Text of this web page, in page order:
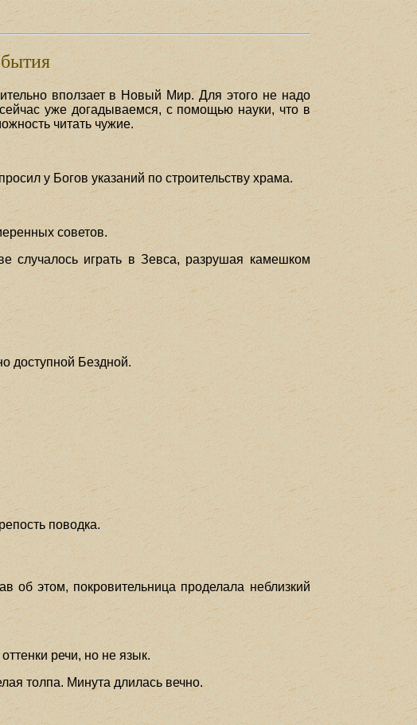
вползает в Новый Мир. Для этого не надо
уже догадываемся, с помощью науки, что в
читать чужие.
у Богов указаний по строительству храма.
советов.
случалось играть в Зевса, разрушая камешком
доступной Бездной.
поводка.
этом, покровительница проделала неблизкий
речи, но не язык.
толпа. Минута длилась вечно.